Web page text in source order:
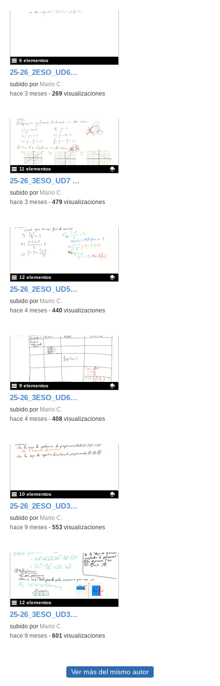
25-26_2ESO_UD6_Sistemas de ecuaciones
subido por Mario C.
6 elementos
-hace 3 meses - 269 visualizaciones
25-26_3ESO_UD7 Función lineal y cuadrática
Contenido educativo.
subido por Mario C.
11 elementos
-hace 3 meses - 479 visualizaciones
25-26_2ESO_UD5_Ecuaciones
Contenido educativo.
subido por Mario C.
12 elementos
-hace 4 meses - 440 visualizaciones
25-26_3ESO_UD6_Funciones y gráficas
Contenido educativo.
subido por Mario C.
9 elementos
-hace 4 meses - 408 visualizaciones
25-26_2ESO_UD3_Proporcionalidad y porcentajes
Contenido educativo.
subido por Mario C.
10 elementos
-hace 9 meses - 553 visualizaciones
25-26_3ESO_UD3_Polinomios
subido por Mario C.
12 elementos
-hace 9 meses - 601 visualizaciones
Ver más del mismo autor